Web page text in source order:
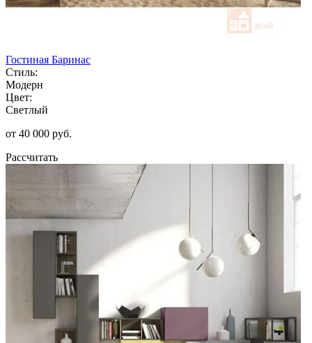
Гостиная Баринас
Стиль:
Модерн
Цвет:
Светлый
от 40 000 руб.
Рассчитать